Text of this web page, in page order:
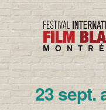
23 sept.